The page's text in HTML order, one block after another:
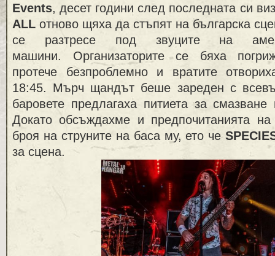
Events, десет години след последната си
ALL отново щяха да стъпят на българска
се разтресе под звуците на
машини. Организаторите се бяха
протече безпроблемно и вратите
18:45. Мърч щандът беше зареден с
баровете предлагаха питиета за смазване
Докато обсъждахме и предпочитанията
броя на струните на баса му, ето че
за сцена.